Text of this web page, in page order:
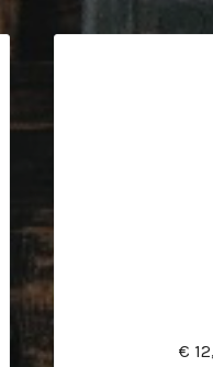
€